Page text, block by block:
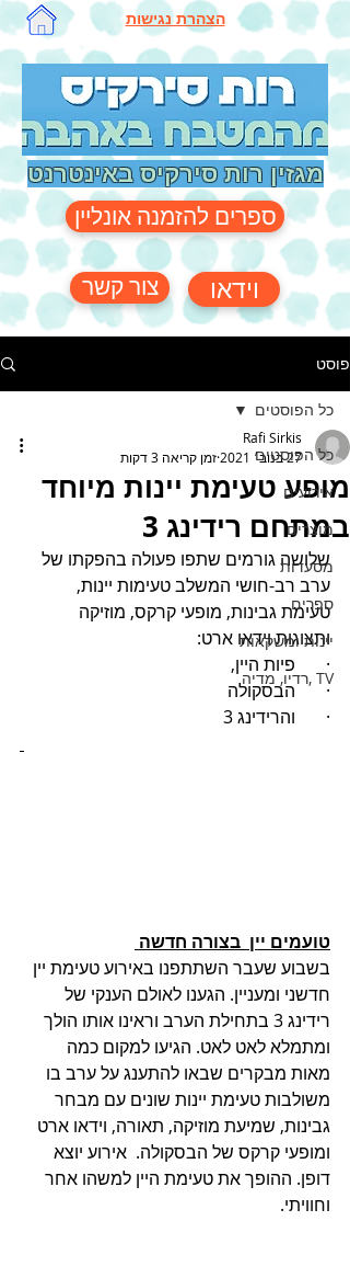
הצהרת נגישות
מגזין רות סירקיס באינטרנט
ספרים להזמנה אונליין
צור קשר וידאו
פוסט
כל הפוסטים
אירועים
מוצרים
מסעדות
ספרים
יינות ומשקאות
TV ,רדיו, מדיה
כל הפוסטים
מופע טעימת יינות מיוחד
במתחם רידינג 3
Rafi Sirkis
27 בנוב׳ 2021
זמן קריאה 3 דקות
שלושה גורמים שתפו פעולה בהפקתו של
ערב רב-חושי המשלב טעימות יינות,
טעימת גבינות, מופעי קרקס, מוזיקה
ותצוגות וידאו ארט:
·       פיות היין,
·       הבסקולה
·       והרידינג 3
טועמים יין  בצורה חדשה
בשבוע שעבר השתתפנו באירוע טעימת יין
חדשני ומעניין. הגענו לאולם הענקי של
רידינג 3 בתחילת הערב וראינו אותו הולך
ומתמלא לאט לאט. הגיעו למקום כמה
מאות מבקרים שבאו להתענג על ערב בו
משולבות טעימת יינות שונים עם מבחר
גבינות, שמיעת מוזיקה, תאורה, וידאו ארט
ומופעי קרקס של הבסקולה.  אירוע יוצא
דופן. ההופך את טעימת היין למשהו אחר
וחוויתי.